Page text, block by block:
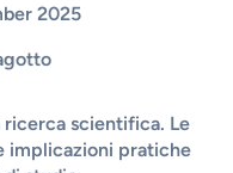
2025
scientifica. Le
implicazioni pratiche